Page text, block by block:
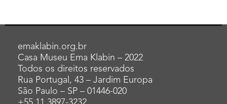
emaklabin.org.br
Casa Museu Ema Klabin – 2022
Todos os direitos reservados
Rua Portugal, 43 – Jardim Europa
São Paulo – SP – 01446-020